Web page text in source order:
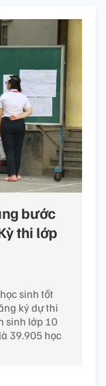
bước
thi lớp
sinh tốt
ký dự thi
sinh lớp 10
39.905 học